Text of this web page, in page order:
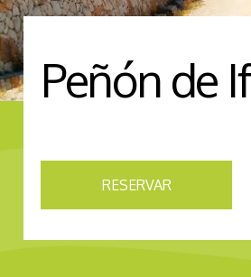
Peñón de
RESERVAR